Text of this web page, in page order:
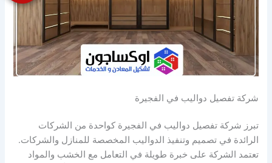
شركة تفصيل دواليب في الفجيرة
تبرز شركة تفصيل دواليب في الفجيرة كواحدة من الشركات
الرائدة في تصميم وتنفيذ الدواليب المخصصة للمنازل والشركات.
تعتمد الشركة على خبرة طويلة في التعامل مع الخشب والمواد